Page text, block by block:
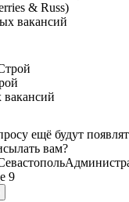
& Russ)
вакансий
вакансий
ещё будут
вам?
9